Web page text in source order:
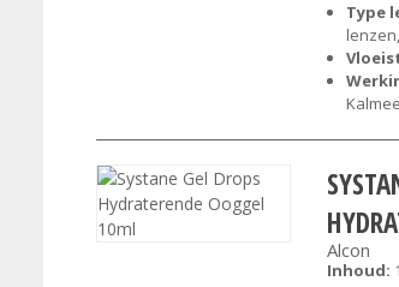
Type
Alcon
Inhoud: